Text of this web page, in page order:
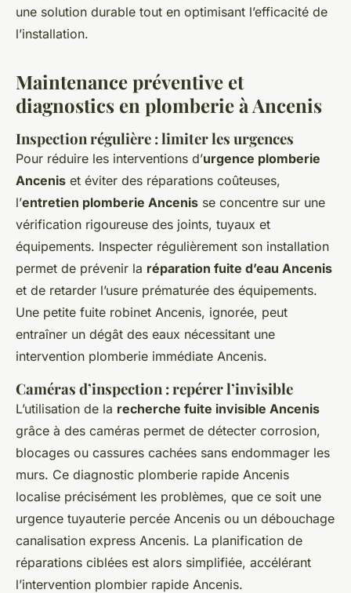
une solution durable tout en optimisant l’efficacité de
l’installation.
Maintenance préventive et
diagnostics en plomberie à Ancenis
Inspection régulière : limiter les urgences
Pour réduire les interventions d’urgence plomberie
Ancenis et éviter des réparations coûteuses,
l’entretien plomberie Ancenis se concentre sur une
vérification rigoureuse des joints, tuyaux et
équipements. Inspecter régulièrement son installation
permet de prévenir la réparation fuite d’eau Ancenis
et de retarder l’usure prématurée des équipements.
Une petite fuite robinet Ancenis, ignorée, peut
entraîner un dégât des eaux nécessitant une
intervention plomberie immédiate Ancenis.
Caméras d’inspection : repérer l’invisible
L’utilisation de la recherche fuite invisible Ancenis
grâce à des caméras permet de détecter corrosion,
blocages ou cassures cachées sans endommager les
murs. Ce diagnostic plomberie rapide Ancenis
localise précisément les problèmes, que ce soit une
urgence tuyauterie percée Ancenis ou un débouchage
canalisation express Ancenis. La planification de
réparations ciblées est alors simplifiée, accélérant
l’intervention plombier rapide Ancenis.